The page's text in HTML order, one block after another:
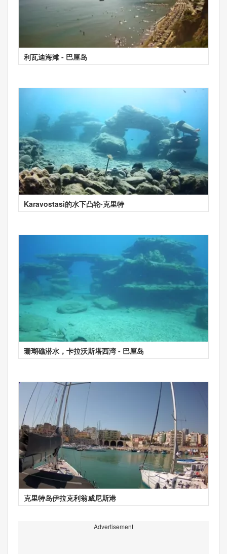
利瓦迪海滩 - 巴厘岛
Karavostasi的水下凸轮-克里特
珊瑚礁潜水，卡拉沃斯塔西湾 - 巴厘岛
克里特岛伊拉克利翁威尼斯港
Advertisement